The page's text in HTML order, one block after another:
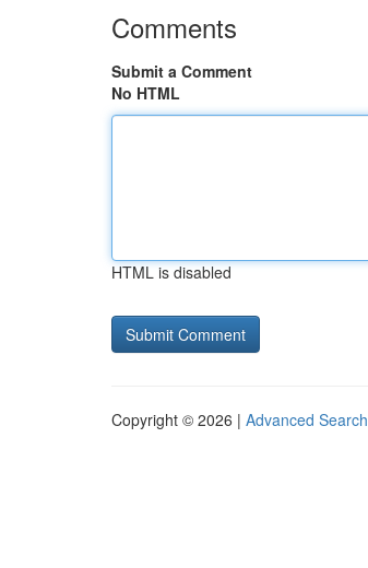
Comments
Submit a Comment
No HTML
HTML is disabled
Copyright © 2026 | Advanced Search